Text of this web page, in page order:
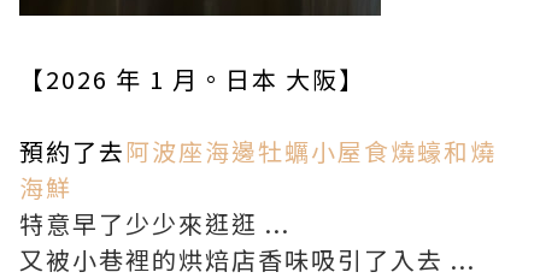
【2026 年 1 月。日本 大阪】
預約了去阿波座海邊牡蠣小屋食燒蠔和燒
海鮮
特意早了少少來逛逛 ...
又被小巷裡的烘焙店香味吸引了入去 ...